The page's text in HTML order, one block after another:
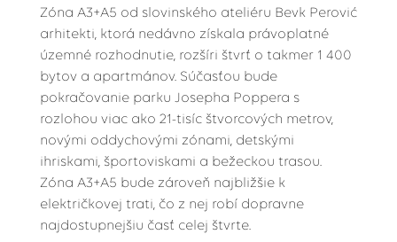
Zóna A3+A5 od slovinského ateliéru Bevk Perović
arhitekti, ktorá nedávno získala právoplatné
územné rozhodnutie, rozšíri štvrť o takmer 1 400
bytov a apartmánov. Súčasťou bude
pokračovanie parku Josepha Poppera s
rozlohou viac ako 21-tisíc štvorcových metrov,
novými oddychovými zónami, detskými
ihriskami, športoviskami a bežeckou trasou.
Zóna A3+A5 bude zároveň najbližšie k
električkovej trati, čo z nej robí dopravne
najdostupnejšiu časť celej štvrte.